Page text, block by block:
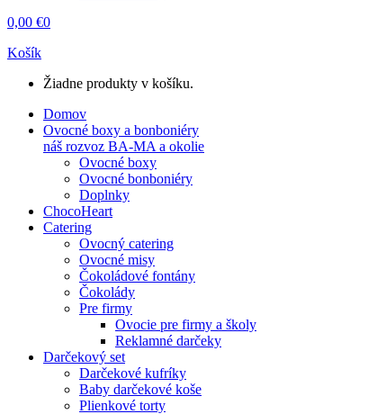
0,00 €0
Košík
Žiadne produkty v košíku.
Domov
Ovocné boxy a bonboniéry
náš rozvoz BA-MA a okolie
Ovocné boxy
Ovocné bonboniéry
Doplnky
ChocoHeart
Catering
Ovocný catering
Ovocné misy
Čokoládové fontány
Čokolády
Pre firmy
Ovocie pre firmy a školy
Reklamné darčeky
Darčekový set
Darčekové kufríky
Baby darčekové koše
Plienkové torty